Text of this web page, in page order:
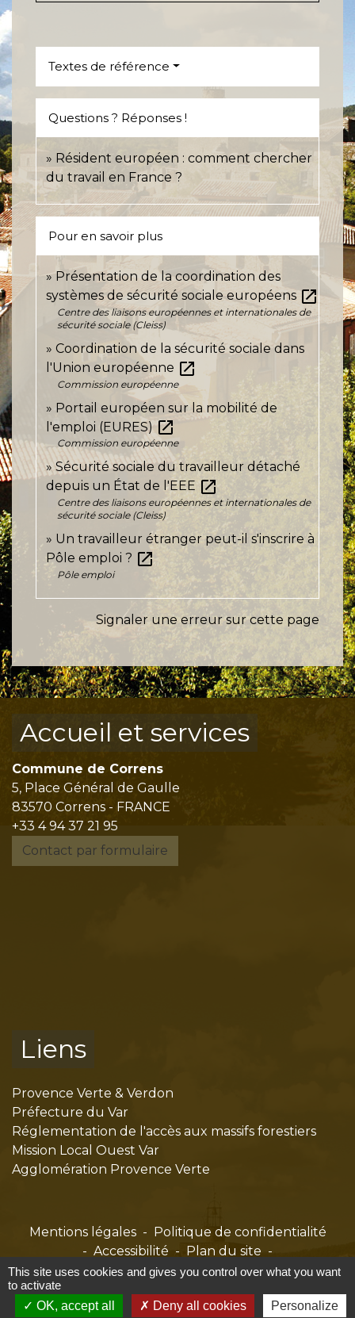
Textes de référence
Questions ? Réponses !
Résident européen : comment chercher
du travail en France ?
Pour en savoir plus
Présentation de la coordination des
systèmes de sécurité sociale européens open_in_new
Centre des liaisons européennes et internationales de
sécurité sociale (Cleiss)
Coordination de la sécurité sociale dans
l'Union européenne open_in_new
Commission européenne
Portail européen sur la mobilité de
l'emploi (EURES)open_in_new
Commission européenne
Sécurité sociale du travailleur détaché
depuis un État de l'EEE open_in_new
Centre des liaisons européennes et internationales de
sécurité sociale (Cleiss)
Un travailleur étranger peut-il s'inscrire à
Pôle emploi ? open_in_new
Pôle emploi
Signaler une erreur sur cette page
Accueil et services
Commune de Correns
5, Place Général de Gaulle
83570 Correns - FRANCE
+33 4 94 37 21 95
Contact par formulaire
Liens
Provence Verte & Verdon
Préfecture du Var
Réglementation de l'accès aux massifs forestiers
Mission Local Ouest Var
Agglomération Provence Verte
Mentions légales - Politique de confidentialité
- Accessibilité - Plan du site -
Gestion des cookies
Site créé en partenariat avec Réseau des Communes
This site uses cookies and gives you control over what you want
to activate
OK, accept all
Deny all cookies Personalize